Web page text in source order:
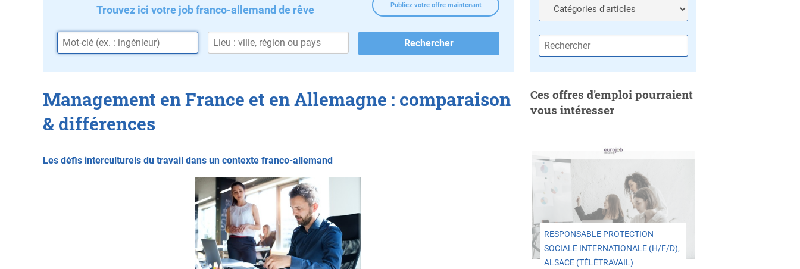
Publiez votre offre maintenant
Trouvez ici votre job franco-allemand de rêve
Management en France et en Allemagne : comparaison
& différences
Les défis interculturels du travail dans un contexte franco-allemand
Ces offres d'emploi pourraient
vous intéresser
RESPONSABLE PROTECTION
SOCIALE INTERNATIONALE (H/F/D),
ALSACE (TÉLÉTRAVAIL)